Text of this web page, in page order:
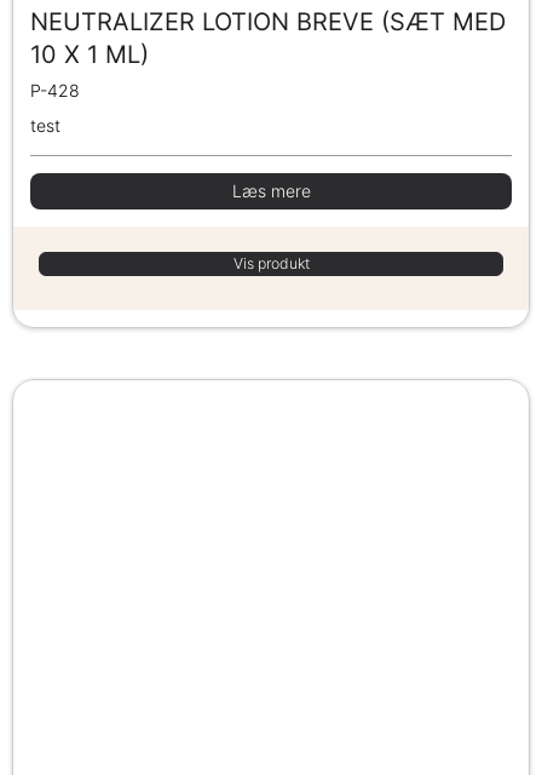
NEUTRALIZER LOTION BREVE (SÆT MED
10 X 1 ML)
P-428
test
Læs mere
Vis produkt